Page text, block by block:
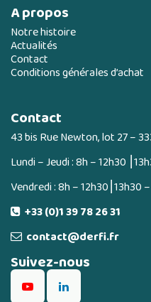
A propos
Notre histoire
Actualités
Contact
Conditions générales d’achat
Contact
43 bis Rue Newton, lot 27 –
Lundi – Jeudi : 8h – 12h30
Vendredi : 8h – 12h30⎮13h30
+33 (0)1 39 78 26 31
contact@derfi.fr
Suivez-nous